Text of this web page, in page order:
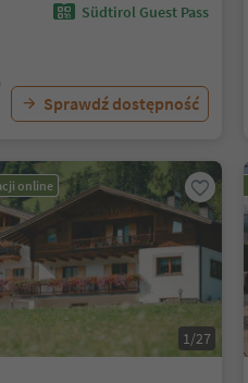
Südtirol Guest Pass
Sprawdź dostępność
online
1/27